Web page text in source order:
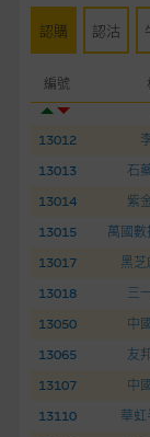
認購 認沽
編號
13012
13013
石
13014
紫
13015
萬國
13017
黑
13018
三
13050
中
13065
友
13107
中
13110
華虹
任何指示價格報
數而預備的，不
為準確、完整或
表現或回報將來
來自我們在所示
而，麥格理集團
及合時性負上
定。
網站內容不構成
買或銷售任何
品的過去業績並
在法律最大許可